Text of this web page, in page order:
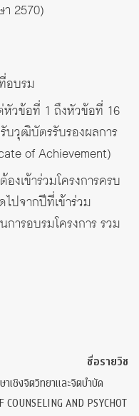
2570)
อบรม
หัวข้อที่ 1 ถึงหัวข้อที่ 16
บวุฒิบัตรรับรองผลการ
of Achievement)
งเข้าร่วมโครงการครบ
ปจากปีที่เข้าร่วม
ารอบรมโครงการ รวม
ชื่อรายวิชา
เชิงจิตวิทยาและจิตบำบัด
COUNSELING AND